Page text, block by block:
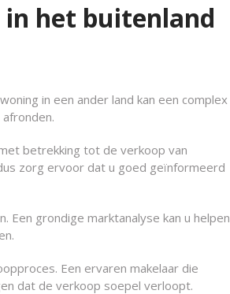
in het buitenland
in een ander land kan een complex
betrekking tot de verkoop van
zorg ervoor dat u goed geïnformeerd
grondige marktanalyse kan u helpen
Een ervaren makelaar die
dat de verkoop soepel verloopt.